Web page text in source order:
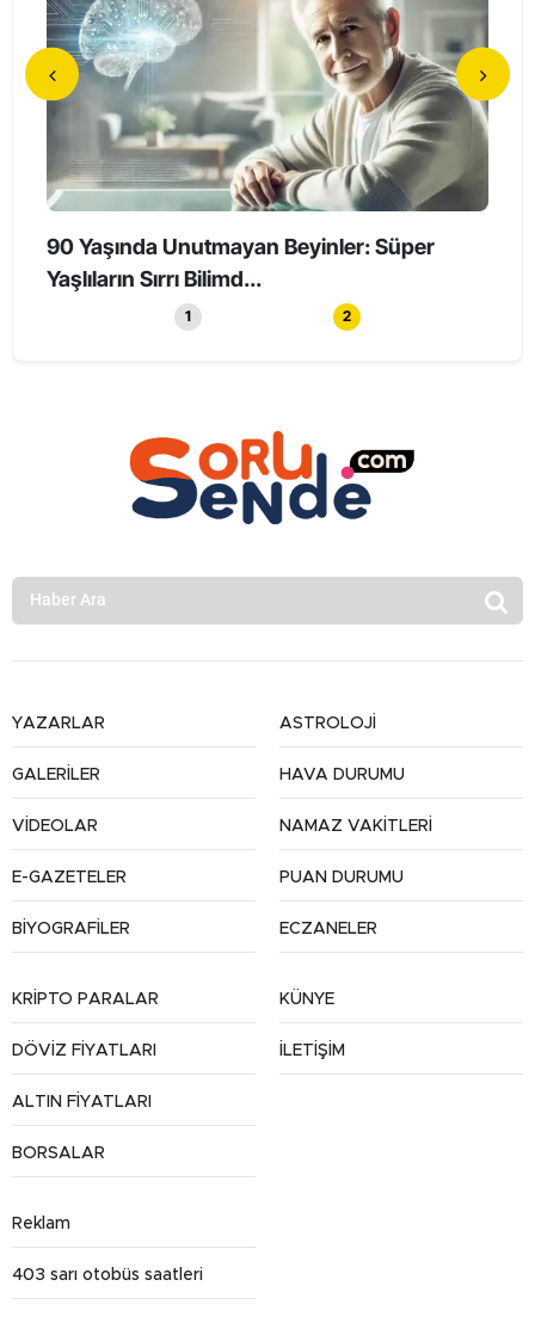
90 Yaşında Unutmayan Beyinler: Süper
Yaşlıların Sırrı Bilimd...
1 2
YAZARLAR
GALERİLER
VİDEOLAR
E-GAZETELER
BİYOGRAFİLER
ASTROLOJİ
HAVA DURUMU
NAMAZ VAKİTLERİ
PUAN DURUMU
ECZANELER
KRİPTO PARALAR
DÖVİZ FİYATLARI
ALTIN FİYATLARI
BORSALAR
KÜNYE
İLETİŞİM
Reklam
403 sarı otobüs saatleri